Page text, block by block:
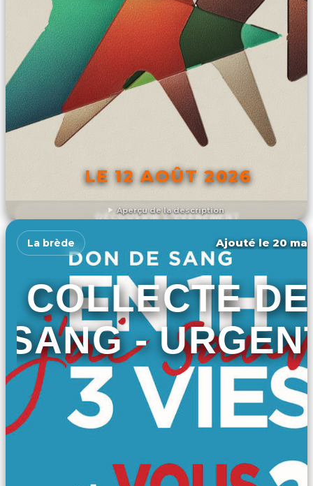
Aperçu de la description
LE 12 AOÛT 2026
DÉCOUVRIR L'ÉVÉNEMENT
La brède Ajouté le 20
COLLECTE DE
SANG -